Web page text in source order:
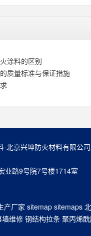
涂料的区别
质量标准与保证措施
北京兴坤防火材料有限公
业路9号院7号楼1714室
产厂家 sitemap sitemaps
维修 钢结构拉条 聚丙烯